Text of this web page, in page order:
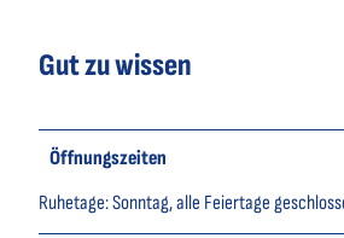
Gut zu wissen
Öffnungszeiten
Ruhetage: Sonntag, alle Feiertage